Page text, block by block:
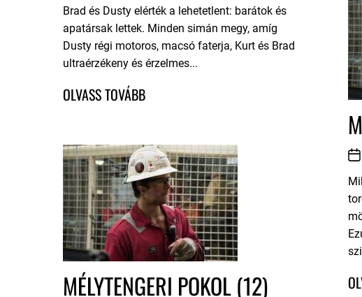
Brad és Dusty elérték a lehetetlent: barátok és
apatársak lettek. Minden simán megy, amíg
Dusty régi motoros, macsó faterja, Kurt és Brad
ultraérzékeny és érzelmes...
MÉLYTENGERI POKOL (12)